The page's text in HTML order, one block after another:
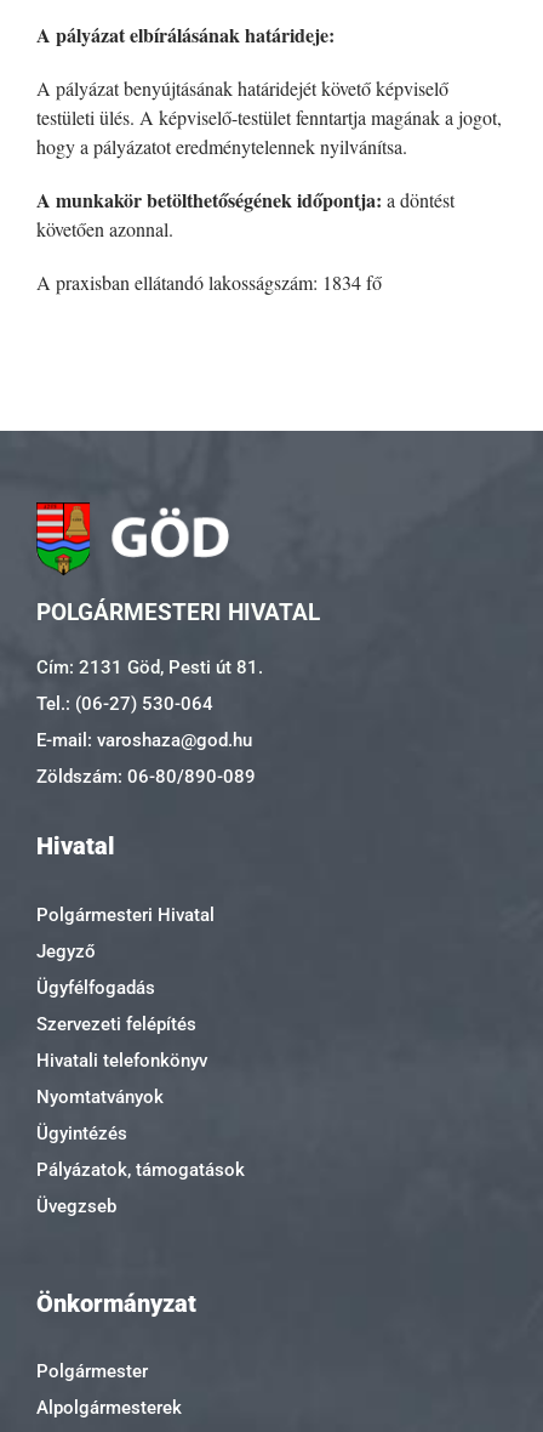
A pályázat elbírálásának határideje:
A pályázat benyújtásának határidejét követő képviselő
testületi ülés. A képviselő-testület fenntartja magának a jogot,
hogy a pályázatot eredménytelennek nyilvánítsa.
A munkakör betölthetőségének időpontja: a döntést
követően azonnal.
A praxisban ellátandó lakosságszám: 1834 fő
POLGÁRMESTERI HIVATAL
Cím: 2131 Göd, Pesti út 81.
Tel.: (06-27) 530-064
E-mail: varoshaza@god.hu
Zöldszám: 06-80/890-089
Hivatal
Polgármesteri Hivatal
Jegyző
Ügyfélfogadás
Szervezeti felépítés
Hivatali telefonkönyv
Nyomtatványok
Ügyintézés
Pályázatok, támogatások
Üvegzseb
Önkormányzat
Polgármester
Alpolgármesterek